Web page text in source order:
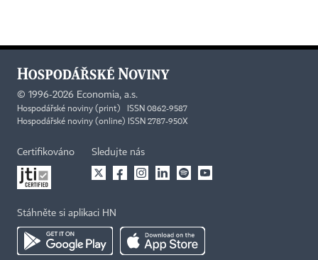
© 1996-2026 Economia, a.s.
Hospodářské noviny (print) ISSN 0862-9587
Hospodářské noviny (online) ISSN 2787-950X
Certifikováno Sledujte nás
Stáhněte si aplikaci HN